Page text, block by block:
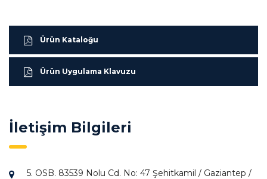
Ürün Kataloğu
Ürün Uygulama Klavuzu
İletişim Bilgileri
5. OSB. 83539 Nolu Cd. No: 47 Şehitkamil / Gaziantep /